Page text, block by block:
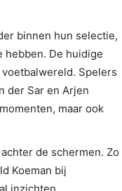
binnen hun selectie,
hebben. De huidige
Spelers
der Sar en Arjen
maar ook
de schermen. Zo
Koeman bij